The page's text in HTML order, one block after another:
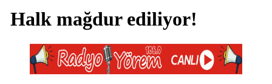
Halk mağdur ediliyor!